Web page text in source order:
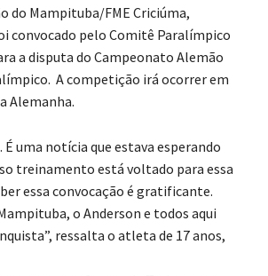
do Mampituba/FME Criciúma,
convocado pelo Comitê Paralímpico
a disputa do Campeonato Alemão
A competição irá ocorrer em
Alemanha.
uma notícia que estava esperando
treinamento está voltado para essa
essa convocação é gratificante.
o Anderson e todos aqui
ressalta o atleta de 17 anos,